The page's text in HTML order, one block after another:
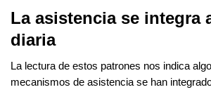
SENSOR MAGNÉTICO
La asistencia se integra
diaria
La lectura de estos patrones nos indica
mecanismos de asistencia se han